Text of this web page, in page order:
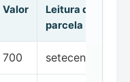
Valor
Leitura da
parcela
700 setecentos